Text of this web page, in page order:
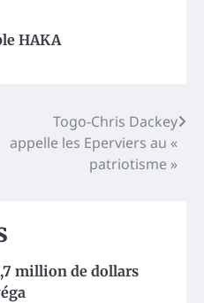
HAKA
Togo-Chris Dackey
appelle les Eperviers au «
patriotisme »
million de dollars